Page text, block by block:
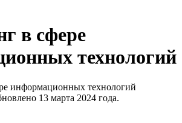
в сфере
технологий
13 марта 2024 года.